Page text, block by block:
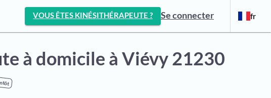
VOUS ÊTES KINÉSITHÉRAPEUTE ? Se connecter fr
à domicile à Viévy 21230